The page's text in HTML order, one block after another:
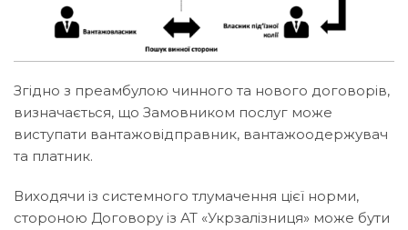
Згідно з преамбулою чинного та нового договорів,
визначається, що Замовником послуг може
виступати вантажовідправник, вантажоодержувач
та платник.
Виходячи із системного тлумачення цієї норми,
стороною Договору із АТ «Укрзалізниця» може бути